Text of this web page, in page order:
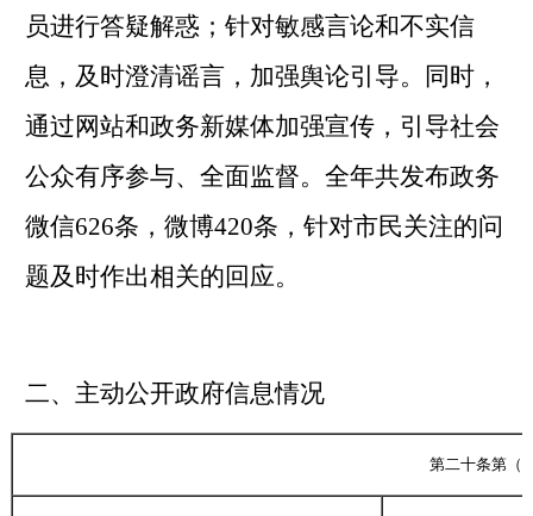
员进行答疑解惑；针对敏感言论和不实信
息，及时澄清谣言，加强舆论引导。同时，
通过网站和政务新媒体加强宣传，引导社会
公众有序参与、全面监督。全年共发布政务
微信626条，微博420条，针对市民关注的问
题及时作出相关的回应。
二、主动公开政府信息情况
第二十条第（